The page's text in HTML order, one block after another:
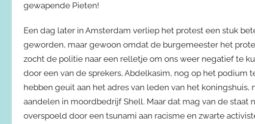
gewapende Pieten!
Een dag later in Amsterdam verliep het protest een stuk
geworden, maar gewoon omdat de burgemeester het
zocht de politie naar een relletje om ons weer negatief te
door een van de sprekers, Abdelkasim, nog op het podium
hebben geuit aan het adres van leden van het koningshuis,
aandelen in moordbedrijf Shell. Maar dat mag van de
overspoeld door een tsunami aan racisme en zwarte